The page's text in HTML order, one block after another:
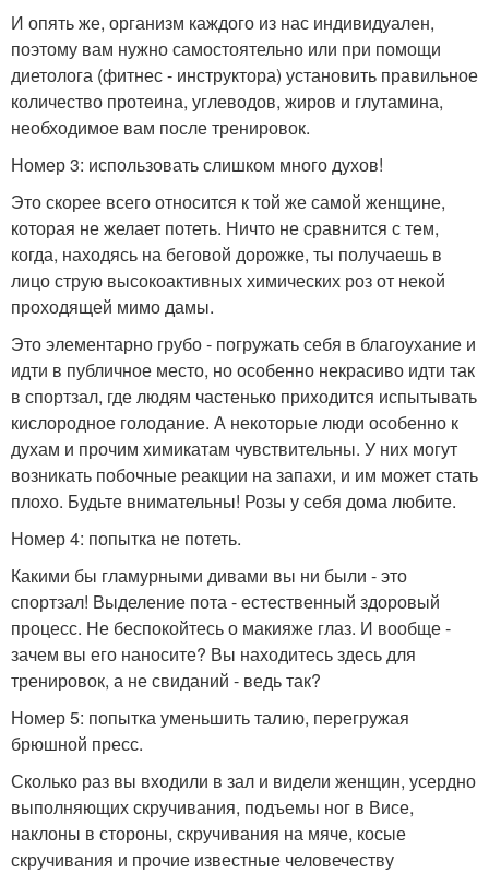
И опять же, организм каждого из нас индивидуален,
поэтому вам нужно самостоятельно или при помощи
диетолога (фитнес - инструктора) установить правильное
количество протеина, углеводов, жиров и глутамина,
необходимое вам после тренировок.
Номер 3: использовать слишком много духов!
Это скорее всего относится к той же самой женщине,
которая не желает потеть. Ничто не сравнится с тем,
когда, находясь на беговой дорожке, ты получаешь в
лицо струю высокоактивных химических роз от некой
проходящей мимо дамы.
Это элементарно грубо - погружать себя в благоухание и
идти в публичное место, но особенно некрасиво идти так
в спортзал, где людям частенько приходится испытывать
кислородное голодание. А некоторые люди особенно к
духам и прочим химикатам чувствительны. У них могут
возникать побочные реакции на запахи, и им может стать
плохо. Будьте внимательны! Розы у себя дома любите.
Номер 4: попытка не потеть.
Какими бы гламурными дивами вы ни были - это
спортзал! Выделение пота - естественный здоровый
процесс. Не беспокойтесь о макияже глаз. И вообще -
зачем вы его наносите? Вы находитесь здесь для
тренировок, а не свиданий - ведь так?
Номер 5: попытка уменьшить талию, перегружая
брюшной пресс.
Сколько раз вы входили в зал и видели женщин, усердно
выполняющих скручивания, подъемы ног в Висе,
наклоны в стороны, скручивания на мяче, косые
скручивания и прочие известные человечеству